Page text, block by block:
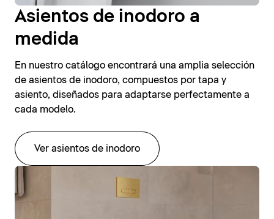
Asientos de inodoro a
medida
En nuestro catálogo encontrará una amplia selección
de asientos de inodoro, compuestos por tapa y
asiento, diseñados para adaptarse perfectamente a
cada modelo.
Ver asientos de inodoro